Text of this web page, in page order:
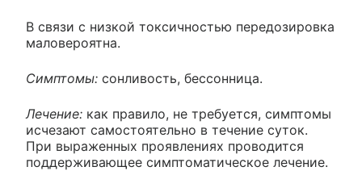
В связи с низкой токсичностью передозировка
маловероятна.
Симптомы: сонливость, бессонница.
Лечение: как правило, не требуется, симптомы
исчезают самостоятельно в течение суток.
При выраженных проявлениях проводится
поддерживающее симптоматическое лечение.